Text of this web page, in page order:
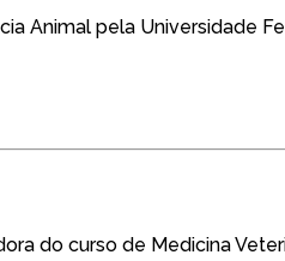
Animal pela Universidade
do curso de Medicina